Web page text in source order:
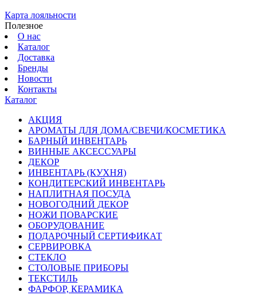
Карта лояльности
Полезное
О нас
Каталог
Доставка
Бренды
Новости
Контакты
Каталог
АКЦИЯ
АРОМАТЫ ДЛЯ ДОМА/СВЕЧИ/КОСМЕТИКА
БАРНЫЙ ИНВЕНТАРЬ
ВИННЫЕ АКСЕССУАРЫ
ДЕКОР
ИНВЕНТАРЬ (КУХНЯ)
КОНДИТЕРСКИЙ ИНВЕНТАРЬ
НАПЛИТНАЯ ПОСУДА
НОВОГОДНИЙ ДЕКОР
НОЖИ ПОВАРСКИЕ
ОБОРУДОВАНИЕ
ПОДАРОЧНЫЙ СЕРТИФИКАТ
СЕРВИРОВКА
СТЕКЛО
СТОЛОВЫЕ ПРИБОРЫ
ТЕКСТИЛЬ
ФАРФОР, КЕРАМИКА